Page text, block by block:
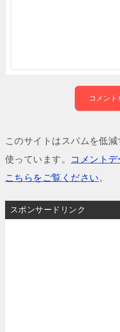
このサイトはスパムを低
使っています。 コメント
こちらをご覧ください 。
スポンサードリンク